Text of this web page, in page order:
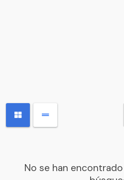
No se han